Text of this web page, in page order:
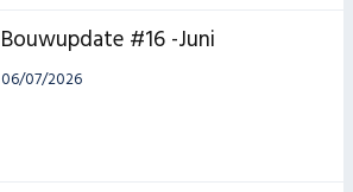
Bouwupdate #16 -Juni
06/07/2026